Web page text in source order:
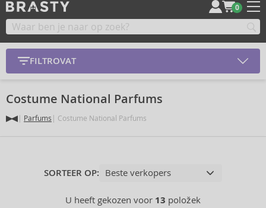
0
FILTROVAT
Costume National Parfums
Parfums Costume National Parfums
SORTEER OP:
U heeft gekozen voor 13 položek